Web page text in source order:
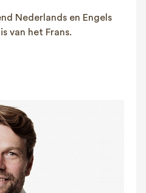
Nederlands en Engels
van het Frans.